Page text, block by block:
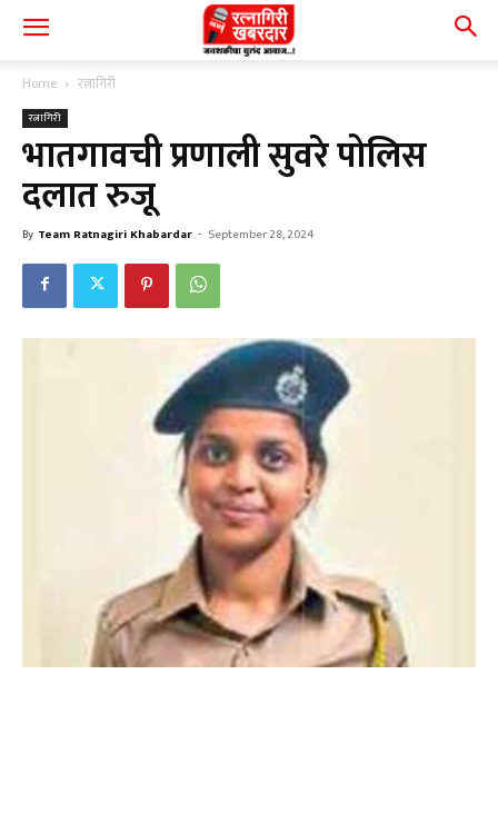
Home रत्नागिरी
रत्नागिरी
भातगावची प्रणाली सुवरे पोलिस
दलात रुजू
By Team Ratnagiri Khabardar - September 28, 2024